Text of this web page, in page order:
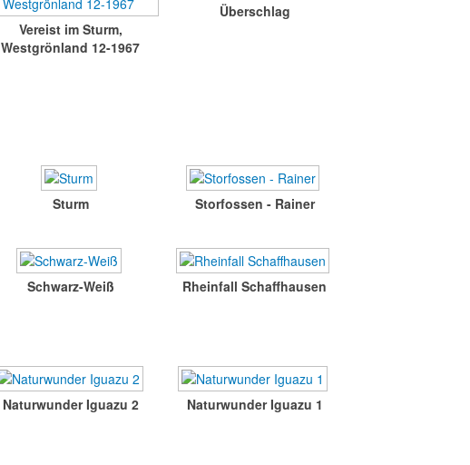
Vereist im Sturm,
Westgrönland 12-1967
Überschlag
Sturm Storfossen - Rainer
Schwarz-Weiß Rheinfall Schaffhausen
Naturwunder Iguazu 2 Naturwunder Iguazu 1